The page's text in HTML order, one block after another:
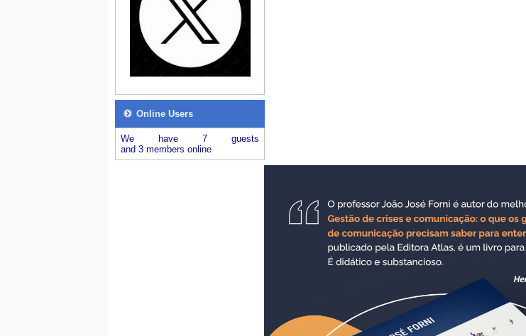
Online Users
We have 7 guests
and 3 members online